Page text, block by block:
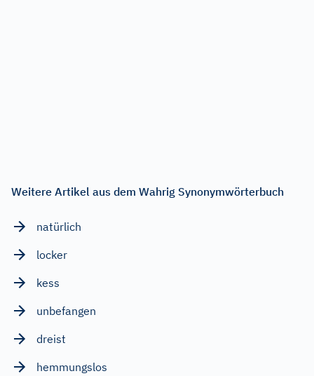
Weitere Artikel aus dem Wahrig Synonymwörterbuch
natürlich
locker
kess
unbefangen
dreist
hemmungslos